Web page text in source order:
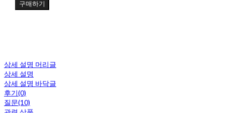
구매하기
상세 설명 머리글
상세 설명
상세 설명 바닥글
후기(0)
질문(10)